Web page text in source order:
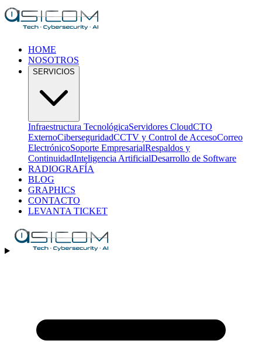
HOME
NOSOTROS
SERVICIOS
Infraestructura TecnológicaServidores CloudCTO
ExternoCiberseguridadCCTV y Control de AccesoCorreo
ElectrónicoSoporte EmpresarialRespaldos y
ContinuidadInteligencia ArtificialDesarrollo de Software
RADIOGRAFÍA
BLOG
GRAPHICS
CONTACTO
LEVANTA TICKET